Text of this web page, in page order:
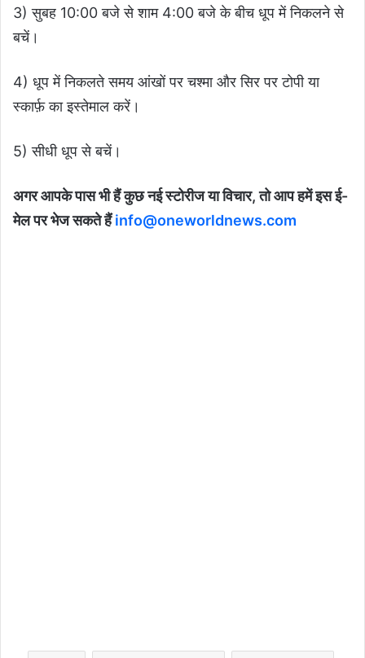
3) सुबह 10:00 बजे से शाम 4:00 बजे के बीच धूप में निकलने से
बचें।
4) धूप में निकलते समय आंखों पर चश्मा और सिर पर टोपी या
स्कार्फ़ का इस्तेमाल करें।
5) सीधी धूप से बचें।
अगर आपके पास भी हैं कुछ नई स्टोरीज या विचार, तो आप हमें इस ई-
मेल पर भेज सकते हैंinfo@oneworldnews.com